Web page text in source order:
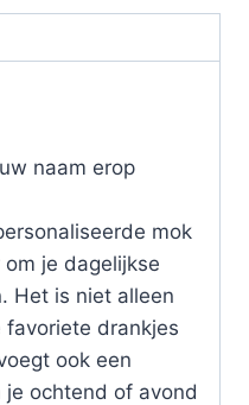
naam erop
mok
je dagelijkse
Het is niet alleen
favoriete drankjes
ook een
ochtend of avond